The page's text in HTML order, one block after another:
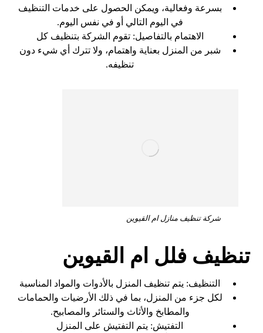
بسرعة وفعالية، ويمكن الحصول على خدمات التنظيف
في اليوم التالي أو في نفس اليوم.
الاهتمام بالتفاصيل: تقوم الشركة بتنظيف كل
شبر من المنزل بعناية واهتمام، ولا تترك أي شيء دون
تنظيفه.
شركة تنظيف منازل ام القيوين
تنظيف فلل ام القيوين
التنظيف: يتم تنظيف المنزل بالأدوات والمواد المناسبة
لكل جزء من المنزل، بما في ذلك الأرضيات والحمامات
والمطابخ والأثاث والستائر والمصابيح.
التفتيش: يتم التفتيش على المنزل